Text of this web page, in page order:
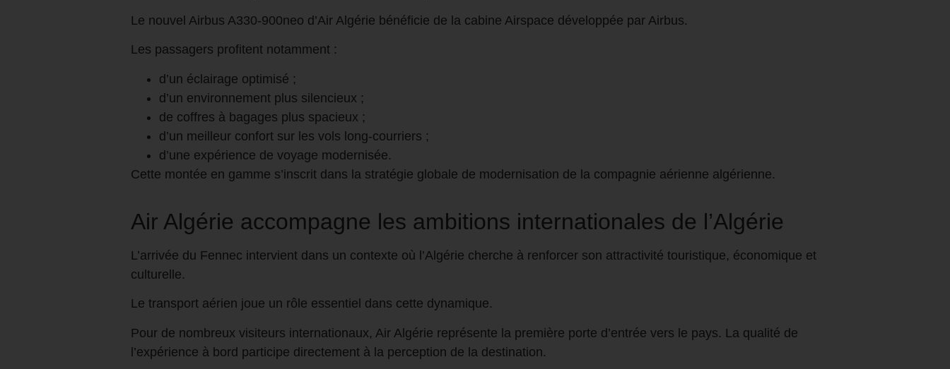
Le nouvel Airbus A330-900neo d’Air Algérie bénéficie de la cabine Airspace développée par Airbus.
Les passagers profitent notamment :
d’un éclairage optimisé ;
d’un environnement plus silencieux ;
de coffres à bagages plus spacieux ;
d’un meilleur confort sur les vols long-courriers ;
d’une expérience de voyage modernisée.
Cette montée en gamme s’inscrit dans la stratégie globale de modernisation de la compagnie aérienne algérienne.
Air Algérie accompagne les ambitions internationales de l’Algérie
L’arrivée du Fennec intervient dans un contexte où l’Algérie cherche à renforcer son attractivité touristique, économique et
culturelle.
Le transport aérien joue un rôle essentiel dans cette dynamique.
Pour de nombreux visiteurs internationaux, Air Algérie représente la première porte d’entrée vers le pays. La qualité de
l’expérience à bord participe directement à la perception de la destination.